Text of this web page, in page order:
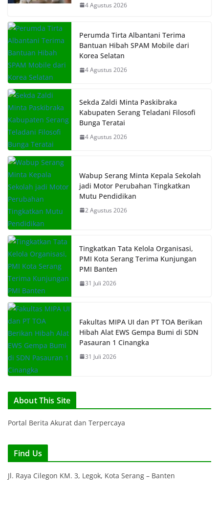
4 Agustus 2026
Perumda Tirta Albantani Terima
Bantuan Hibah SPAM Mobile dari
Korea Selatan
4 Agustus 2026
Sekda Zaldi Minta Paskibraka
Kabupaten Serang Teladani Filosofi
Bunga Teratai
4 Agustus 2026
Wabup Serang Minta Kepala Sekolah
jadi Motor Perubahan Tingkatkan
Mutu Pendidikan
2 Agustus 2026
Tingkatkan Tata Kelola Organisasi,
PMI Kota Serang Terima Kunjungan
PMI Banten
31 Juli 2026
Fakultas MIPA UI dan PT TOA Berikan
Hibah Alat EWS Gempa Bumi di SDN
Pasauran 1 Cinangka
31 Juli 2026
About This Site
Portal Berita Akurat dan Terpercaya
Find Us
Jl. Raya Cilegon KM. 3, Legok, Kota Serang – Banten